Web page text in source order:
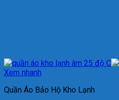
Xem nhanh
Quần Áo Bảo Hộ Kho Lạnh